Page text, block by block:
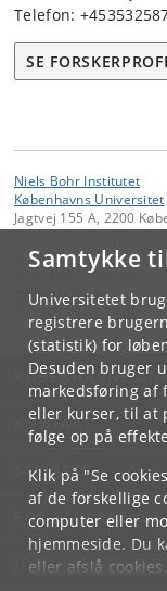
Samtykke
Universitetet
registrere
(statistik) for
Desuden bruger
markedsføring af
eller kurser, til at
følge op på
Klik på "Se
af de forskellige
computer eller
hjemmeside. Du
eller afslå
Telefon:
SE
Niels Bohr Institutet
Københavns Universitet
Jagtvej 155 A, 2200
Kontakt:
Niels Bohr Institutet
NBI@ nbi ku.dk
KØBENHAVNS
KONTAKT
SERVICES
FOR
JOB OG KARRIERE